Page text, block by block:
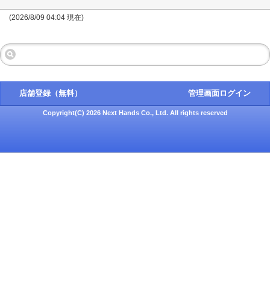
(2026/8/09 04:04 現在)
店舗登録（無料） 管理画面ログイン
Copyright(C) 2026 Next Hands Co., Ltd. All rights reserved